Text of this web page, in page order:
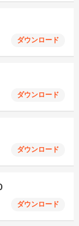
ダウンロード
ダウンロード
ダウンロード
ダウンロード